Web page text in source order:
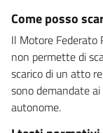
Come posso
Il Motore Federato
non permette di
scarico di un atto
sono demandate
autonome.